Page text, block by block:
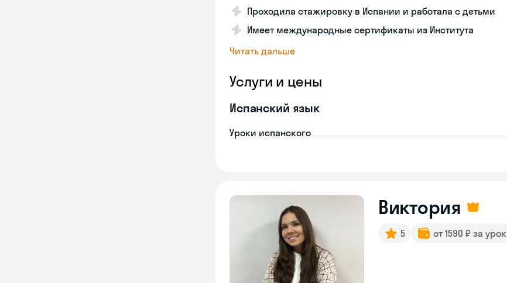
Проходила стажировку в Испании и работала с детьми
Имеет международные сертификаты из Института
Читать дальше
Услуги и цены
Испанский язык
Уроки испанского
Виктория
5 от 1590 ₽ за урок